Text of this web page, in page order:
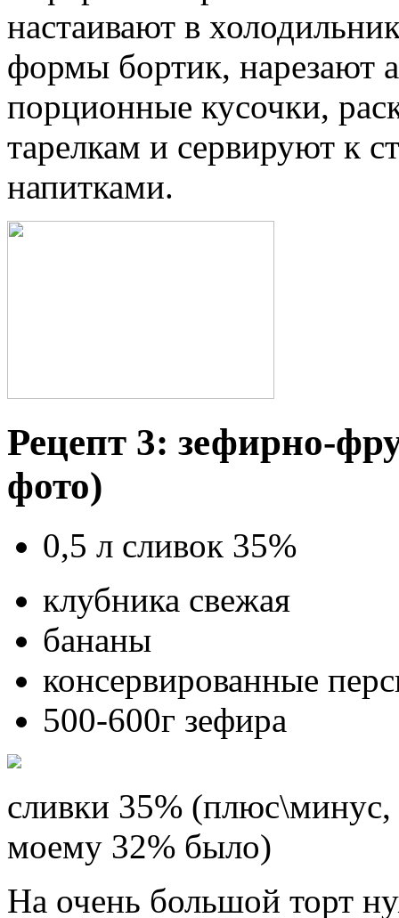
настаивают в
формы бортик, нарезают
порционные кусочки,
тарелкам и сервируют к
напитками.
Рецепт 3: зефирно-
фото)
0,5 л сливок 35%
клубника свежая
бананы
консервированные
500-600г зефира
сливки 35% (плюс\минус,
моему 32% было)
На очень большой торт